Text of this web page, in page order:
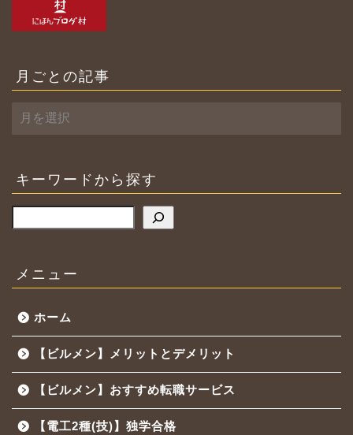
月ごとの記事
ご
記
事
キーワードから探す
メニュー
ホーム
【ビルメン】メリットとデメリット
【ビルメン】おすすめ転職サービス
【電工2種(技)】独学合格